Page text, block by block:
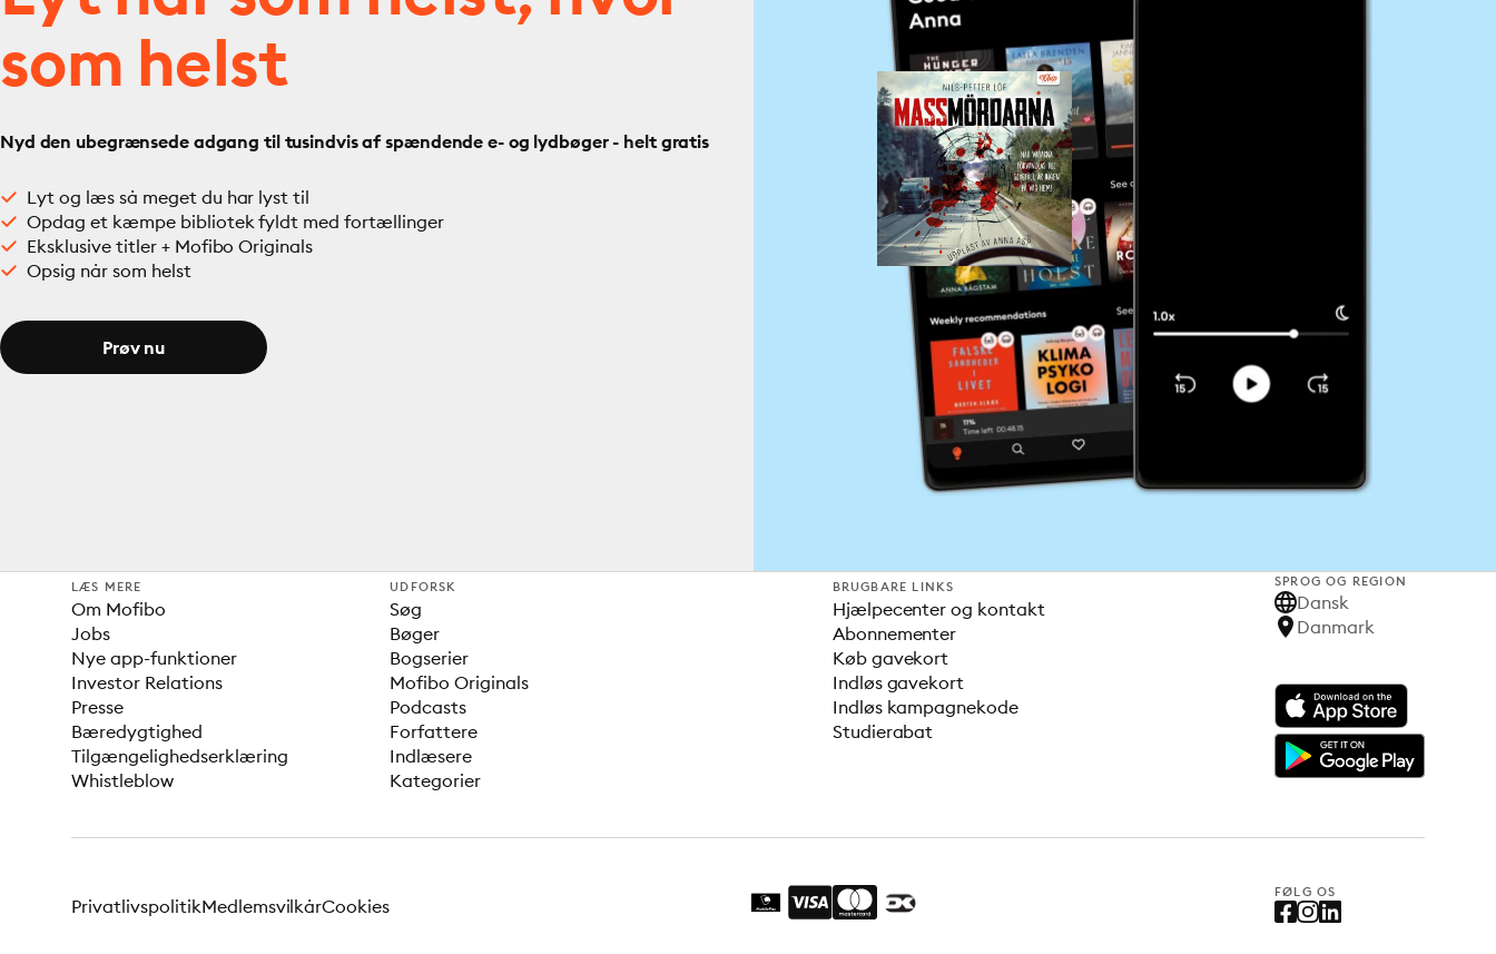
som helst
Nyd den ubegrænsede adgang til tusindvis af spændende e- og lydbøger - helt gratis
Lyt og læs så meget du har lyst til
Opdag et kæmpe bibliotek fyldt med fortællinger
Eksklusive titler + Mofibo Originals
Opsig når som helst
Prøv nu
LÆS MERE
Om Mofibo
Jobs
Nye app-funktioner
Investor Relations
Presse
Bæredygtighed
Tilgængelighedserklæring
Whistleblow
UDFORSK
Søg
Bøger
Bogserier
Mofibo Originals
Podcasts
Forfattere
Indlæsere
Kategorier
BRUGBARE LINKS
Hjælpecenter og kontakt
Abonnementer
Køb gavekort
Indløs gavekort
Indløs kampagnekode
Studierabat
SPROG OG REGION
Dansk
Danmark
FØLG OS
PrivatlivspolitikMedlemsvilkårCookies